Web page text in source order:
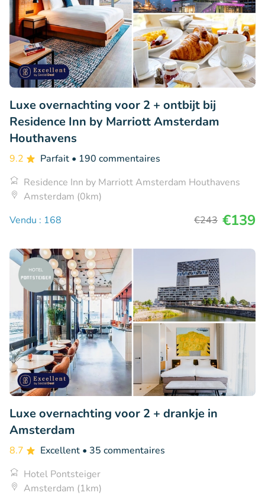
Luxe overnachting voor 2 + ontbijt bij
Residence Inn by Marriott Amsterdam
Houthavens
9.2 Parfait • 190 commentaires
Residence Inn by Marriott Amsterdam Houthavens
Amsterdam (0km)
Vendu : 168
€243 €139
Luxe overnachting voor 2 + drankje in
Amsterdam
8.7 Excellent • 35 commentaires
Hotel Pontsteiger
Amsterdam (1km)